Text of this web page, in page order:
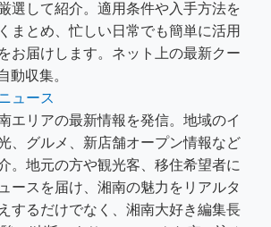
選して紹介。適用条件や入手方法を
まとめ、忙しい日常でも簡単に活用
お届けします。ネット上の最新クー
動収集。
ュース
エリアの最新情報を発信。地域のイ
、グルメ、新店舗オープン情報など
。地元の方や観光客、移住希望者に
ースを届け、湘南の魅力をリアルタ
するだけでなく、湘南大好き編集長